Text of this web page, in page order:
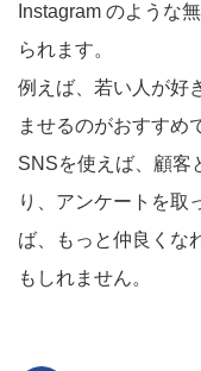
Instagram のような
られます。
例えば、若い人が好
ませるのがおすすめ
SNSを使えば、顧客
り、アンケートを取
ば、もっと仲良くな
もしれません。